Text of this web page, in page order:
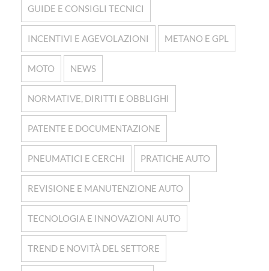
GUIDE E CONSIGLI TECNICI
INCENTIVI E AGEVOLAZIONI METANO E GPL
MOTO NEWS
NORMATIVE, DIRITTI E OBBLIGHI
PATENTE E DOCUMENTAZIONE
PNEUMATICI E CERCHI PRATICHE AUTO
REVISIONE E MANUTENZIONE AUTO
TECNOLOGIA E INNOVAZIONI AUTO
TREND E NOVITÀ DEL SETTORE